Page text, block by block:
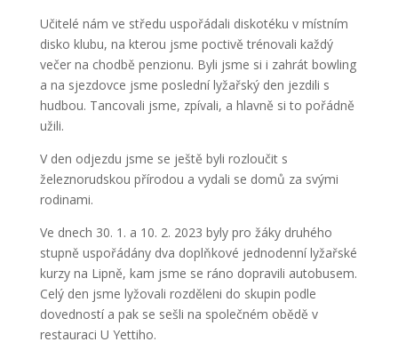
Učitelé nám ve středu uspořádali diskotéku v místním
disko klubu, na kterou jsme poctivě trénovali každý
večer na chodbě penzionu. Byli jsme si i zahrát bowling
a na sjezdovce jsme poslední lyžařský den jezdili s
hudbou. Tancovali jsme, zpívali, a hlavně si to pořádně
užili.
V den odjezdu jsme se ještě byli rozloučit s
železnorudskou přírodou a vydali se domů za svými
rodinami.
Ve dnech 30. 1. a 10. 2. 2023 byly pro žáky druhého
stupně uspořádány dva doplňkové jednodenní lyžařské
kurzy na Lipně, kam jsme se ráno dopravili autobusem.
Celý den jsme lyžovali rozděleni do skupin podle
dovedností a pak se sešli na společném obědě v
restauraci U Yettiho.